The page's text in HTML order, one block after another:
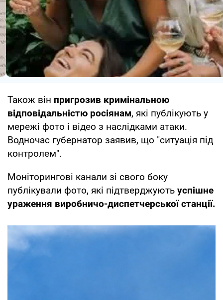
Також він пригрозив кримінальною
відповідальністю росіянам, які публікують у
мережі фото і відео з наслідками атаки.
Водночас губернатор заявив, що "ситуація під
контролем".
Моніторингові канали зі свого боку
публікували фото, які підтверджують успішне
ураження виробничо-диспетчерської станції.